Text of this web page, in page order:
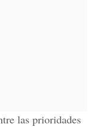
las prioridades